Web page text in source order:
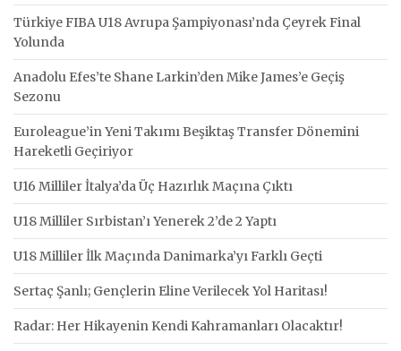
Türkiye FIBA U18 Avrupa Şampiyonası’nda Çeyrek Final
Yolunda
Anadolu Efes’te Shane Larkin’den Mike James’e Geçiş
Sezonu
Euroleague’in Yeni Takımı Beşiktaş Transfer Dönemini
Hareketli Geçiriyor
U16 Milliler İtalya’da Üç Hazırlık Maçına Çıktı
U18 Milliler Sırbistan’ı Yenerek 2’de 2 Yaptı
U18 Milliler İlk Maçında Danimarka’yı Farklı Geçti
Sertaç Şanlı; Gençlerin Eline Verilecek Yol Haritası!
Radar: Her Hikayenin Kendi Kahramanları Olacaktır!